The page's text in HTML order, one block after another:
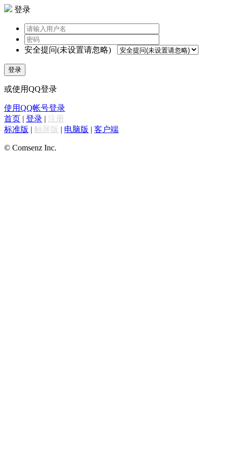
登录
安全提问(未设置请忽略)
登录
或使用QQ登录
使用QQ帐号登录
首页 | 登录 | 注册
标准版 | 触屏版 | 电脑版 | 客户端
© Comsenz Inc.